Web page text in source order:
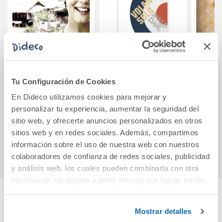
Tu Configuración de Cookies
En Dideco utilizamos cookies para mejorar y
personalizar tu experiencia, aumentar la seguridad del
sitio web, y ofrecerte anuncios personalizados en otros
sitios web y en redes sociales. Además, compartimos
información sobre el uso de nuestra web con nuestros
colaboradores de confianza de redes sociales, publicidad
y análisis web, los cuales pueden combinarla con otra
información recopilada a partir del uso que hayas hecho
Mostrar detalles
El sueño de Iván
9,95€
Comprar
14,30€
Comprar
Cuéntanos tu opinión